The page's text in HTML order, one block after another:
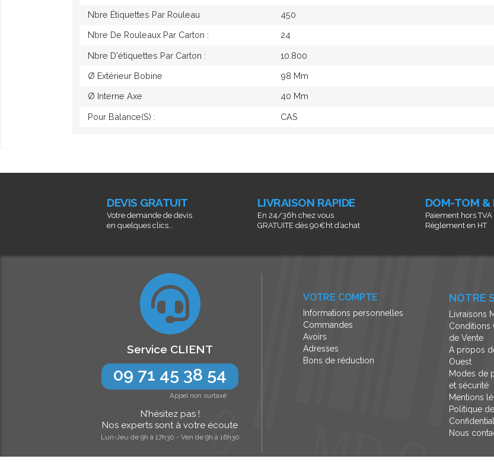
Nbre Étiquettes Par Rouleau 450
Nbre De Rouleaux Par Carton : 24
Nbre D'étiquettes Par Carton : 10.800
Ø Extérieur Bobine 98 Mm
Ø Interne Axe 40 Mm
Pour Balance(s) : CAS
DEVIS GRATUIT
Votre demande de devis
en quelques clics...
LIVRAISON RAPIDE
En 24/36h chez vous
GRATUITE dès 90€ht d’achat
DOM-TOM &
Paiement hors
Règlement en HT
NOTRE
Livraisons
Conditions
de Vente
A propos
Ouest
Modes de
et sécurité
Mentions
Politique de
Nous
VOTRE COMPTE
Informations personnelles
Commandes
Avoirs
Adresses
Bons de réduction
Service CLIENT
09 71 45 38 54
Appel non surtaxé
N’hésitez pas !
Nos experts sont à votre écoute
Lun-Jeu de 9h à 17h30 - Ven de 9h à 16h30